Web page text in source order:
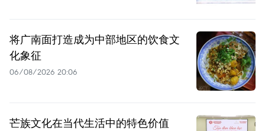
将广南面打造成为中部地区的饮食文
化象征
06/08/2026 20:06
芒族文化在当代生活中的特色价值